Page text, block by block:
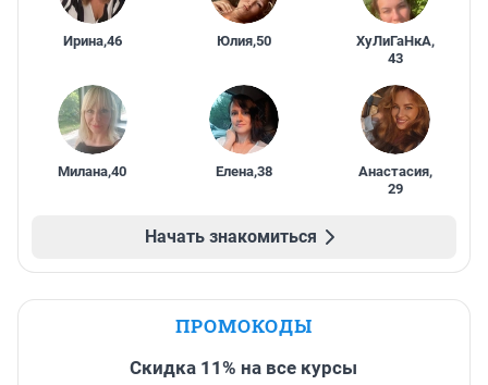
Ирина,46 Юлия,50 ХуЛиГаНкА,
43
Милана,40 Елена,38 Анастасия,
29
Начать знакомиться
ПРОМОКОДЫ
Скидка 11% на все курсы